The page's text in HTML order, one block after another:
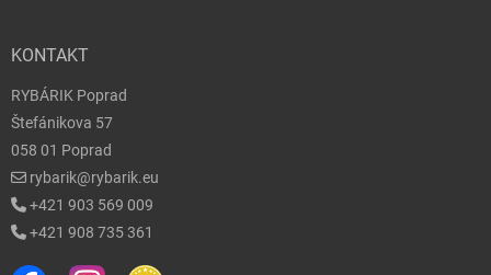
KONTAKT
RYBÁRIK Poprad
Štefánikova 57
058 01 Poprad
rybarik@rybarik.eu
+421 903 569 009
+421 908 735 361